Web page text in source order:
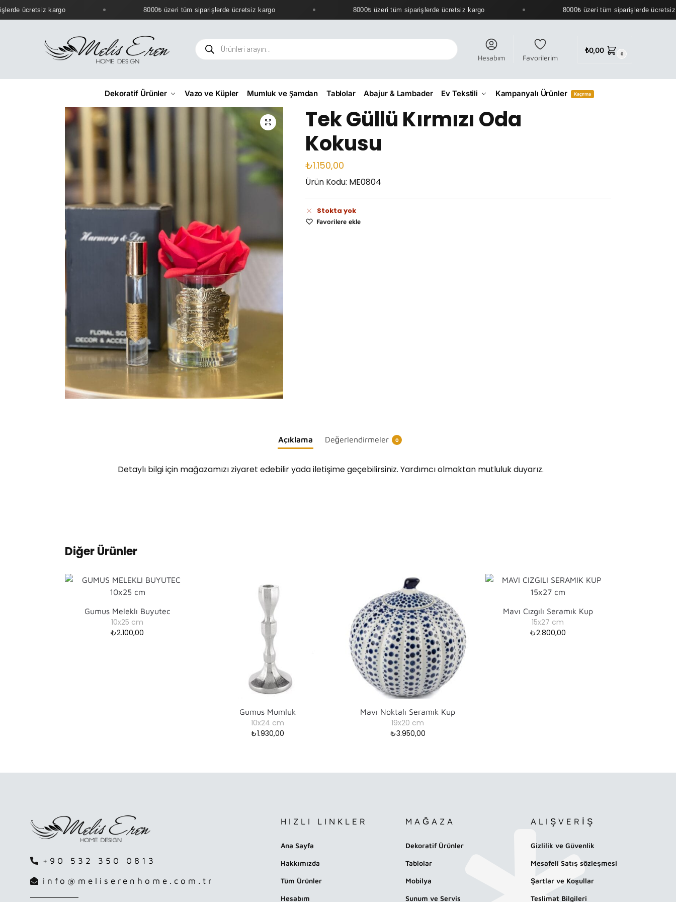
ücretsiz kargo 8000₺ üzeri tüm siparişlerde ücretsiz kargo 8000₺ üzeri tüm siparişlerde ücretsiz kargo 8000₺ üzeri tüm siparişlerde ücretsiz
Hesabım Favorilerim
₺0,00 0
Dekoratif Ürünler Vazo ve Küpler Mumluk ve Şamdan Tablolar Abajur & Lambader Ev Tekstili Kampanyalı Ürünler Kaçırma
Tek Güllü Kırmızı Oda
Kokusu
₺1.150,00
Ürün Kodu: ME0804
Stokta yok
Favorilere ekle
Açıklama Değerlendirmeler 0
Detaylı bilgi için mağazamızı ziyaret edebilir yada iletişime geçebilirsiniz. Yardımcı olmaktan mutluluk duyarız.
Diğer Ürünler
Gumus Meleklı Buyutec
10x25 cm
₺2.100,00
Gumus Mumluk
10x24 cm
₺1.930,00
Mavı Noktalı Seramık Kup
19x20 cm
₺3.950,00
Mavı Cızgılı Seramık Kup
15x27 cm
₺2.800,00
+90 532 350 0813
info@meliserenhome.com.tr
HIZLI LINKLER
Ana Sayfa
Hakkımızda
Tüm Ürünler
Hesabım
MAĞAZA
Dekoratif Ürünler
Tablolar
Mobilya
Sunum ve Servis
ALIŞVERİŞ
Gizlilik ve Güvenlik
Mesafeli Satış sözleşmesi
Şartlar ve Koşullar
Teslimat Bilgileri